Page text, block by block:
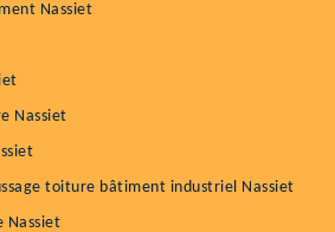
Nassiet
Nassiet
toiture bâtiment industriel Nassiet
Nassiet
toiture, c'est préserver sa
durabilité
en couverture et facade